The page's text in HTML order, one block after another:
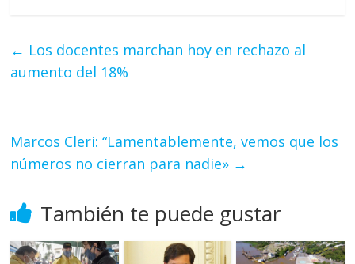
← Los docentes marchan hoy en rechazo al
aumento del 18%
Marcos Cleri: “Lamentablemente, vemos que los
números no cierran para nadie» →
También te puede gustar